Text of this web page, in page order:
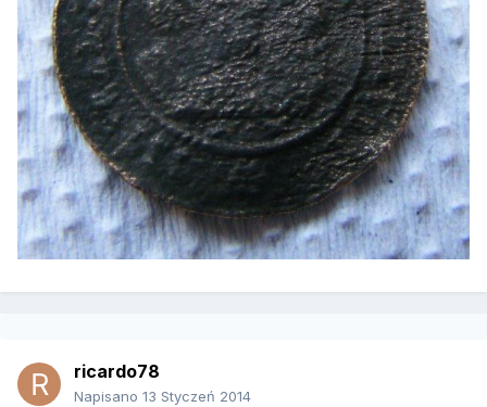
ricardo78
Napisano 13 Styczeń 2014